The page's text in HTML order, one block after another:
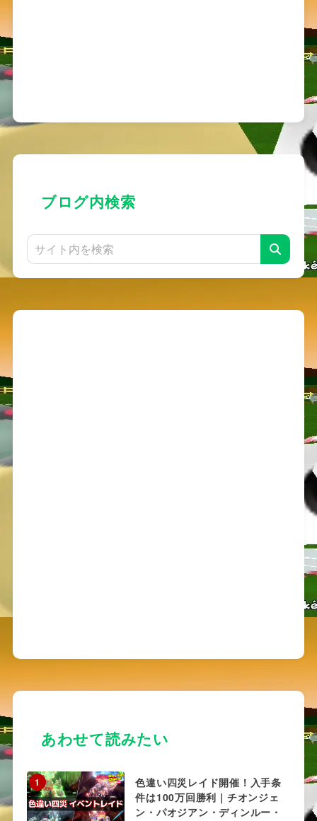
ブログ内検索
あわせて読みたい
1
色違い四災レイド開催！入手条
件は100万回勝利｜チオンジェ
ン・パオジアン・ディンルー・